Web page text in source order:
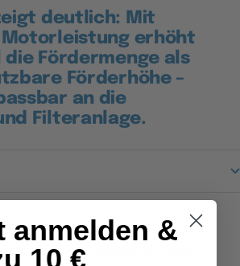
deutlich: Mit
erhöht
die Fördermenge als
Förderhöhe –
an die
Filteranlage.
Änderungen, Tippfehler und Irrtümer
anmelden &
10 €